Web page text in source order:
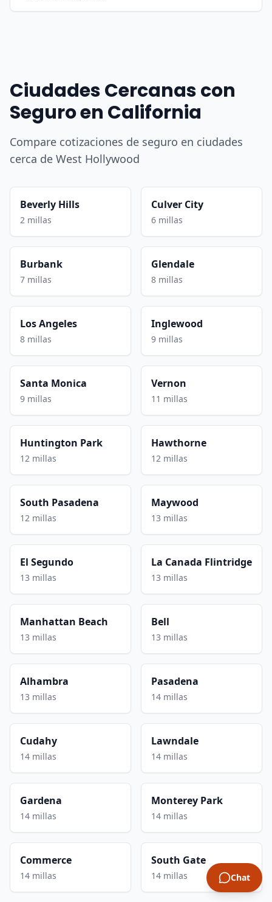
Ciudades Cercanas con
Seguro en California
Compare cotizaciones de seguro en ciudades
cerca de West Hollywood
Beverly Hills
2 millas
Culver City
6 millas
Burbank
7 millas
Glendale
8 millas
Los Angeles
8 millas
Inglewood
9 millas
Santa Monica
9 millas
Vernon
11 millas
Huntington Park
12 millas
Hawthorne
12 millas
South Pasadena
12 millas
Maywood
13 millas
El Segundo
13 millas
La Canada Flintridge
13 millas
Manhattan Beach
13 millas
Bell
13 millas
Alhambra
13 millas
Pasadena
14 millas
Cudahy
14 millas
Lawndale
14 millas
Gardena
14 millas
Monterey Park
14 millas
Commerce
14 millas
South Gate
14 millas Chat